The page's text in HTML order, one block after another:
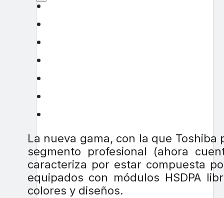
La nueva gama, con la que
segmento profesional (ahora
caracteriza por estar compuesta
equipados con módulos HSDPA
colores y diseños.